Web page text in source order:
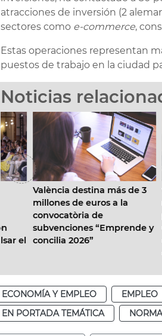
atracciones de inversión (2
sectores como e-commerce,
Estas operaciones representan
puestos de trabajo en la ciudad
Noticias
València destina más de 3
millones de euros a la
convocatòria de
subvenciones “Emprende y
concilia 2026”
ECONOMÍA Y EMPLEO EMPLEO
EN PORTADA TEMÁTICA